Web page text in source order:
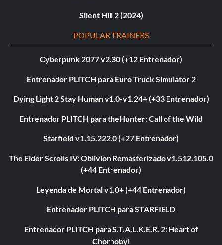
Silent Hill 2 (2024)
POPULAR TRAINERS
Cyberpunk 2077 v2.30 (+12 Entrenador)
Entrenador PLITCH para Euro Truck Simulator 2
Dying Light 2 Stay Human v1.0-v1.24+ (+33 Entrenador)
Entrenador PLITCH para theHunter: Call of the Wild
Starfield v1.15.222.0 (+27 Entrenador)
The Elder Scrolls IV: Oblivion Remasterizado v1.512.105.0
(+44 Entrenador)
Leyenda de Mortal v1.0+ (+44 Entrenador)
Entrenador PLITCH para STARFIELD
Entrenador PLITCH para S.T.A.L.K.E.R. 2: Heart of
Chornobyl